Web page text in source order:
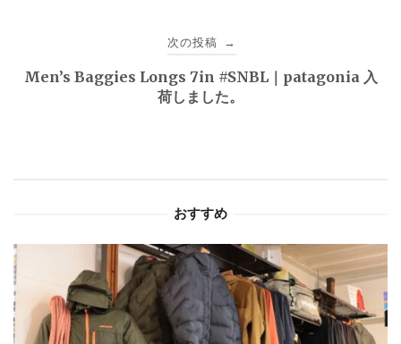
ゲ
次の投稿 →
Men’s Baggies Longs 7in #SNBL｜patagonia 入
荷しました。
おすすめ